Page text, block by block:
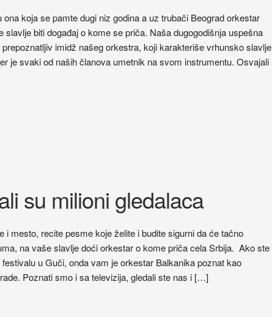
ona koja se pamte dugi niz godina a uz trubači Beograd orkestar
slavlje biti događaj o kome se priča. Naša dugogodišnja uspešna
imidž našeg orkestra, koji karakteriše vrhunsko slavlje
je svaki od naših članova umetnik na svom instrumentu. Osvajali
su milioni gledalaca
i mesto, recite pesme koje želite i budite sigurni da će tačno
na vaše slavlje doći orkestar o kome priča cela Srbija. Ako ste
u Guči, onda vam je orkestar Balkanika poznat kao
Poznati smo i sa televizija, gledali ste nas i […]